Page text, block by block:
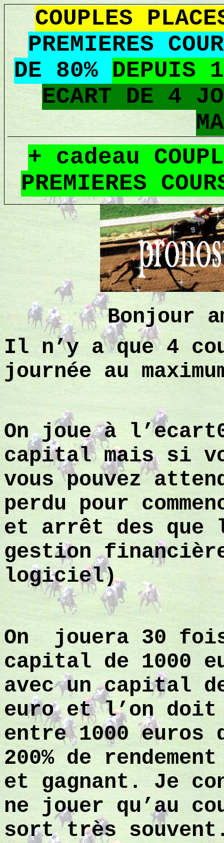
COUPLES
PREMIERES
DE 80% DEPUIS
ECART DE 4
+ cadeau
PREMIERES
Bonjour
Il n’y a que 4
journée au
On joue à
capital mais si
vous pouvez
perdu pour
et arrêt des que
gestion
logiciel)
On
jouera 30
capital de 1000
avec un capital
euro et l’on
entre 1000
200% de
et gagnant. Je
ne jouer qu’au
sort très